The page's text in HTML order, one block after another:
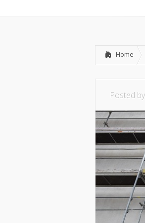
Home
Posted by